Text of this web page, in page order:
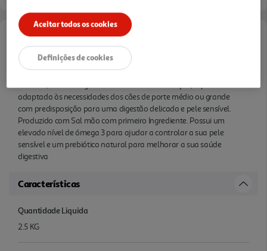
Informações de Marketing
Desenvolvido por especialistas Purina, PURINA ONE®
adaptada às necessidades dos cães de porte médio ou grande
com predisposição para uma digestão delicada e pele sensível.
Produzido com Sal mão com primeiro Ingrediente. Possui um
elevado nível de ómega 3 para ajudar a controlar a sua pele
sensível e um prebiótico natural para melhorar a sua saúde
digestiva
Características
Quantidade Liquida
2.5 KG
Aceitar todos os cookies
Definições de cookies